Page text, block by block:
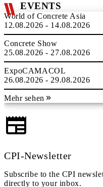
EVENTS
World of Concrete Asia
12.08.2026 - 14.08.2026
Concrete Show
25.08.2026 - 27.08.2026
ExpoCAMACOL
26.08.2026 - 29.08.2026
Mehr sehen
CPI-Newsletter
Subscribe to the CPI
directly to your inbox.